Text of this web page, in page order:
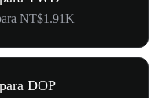
NT$1.91K
DOP